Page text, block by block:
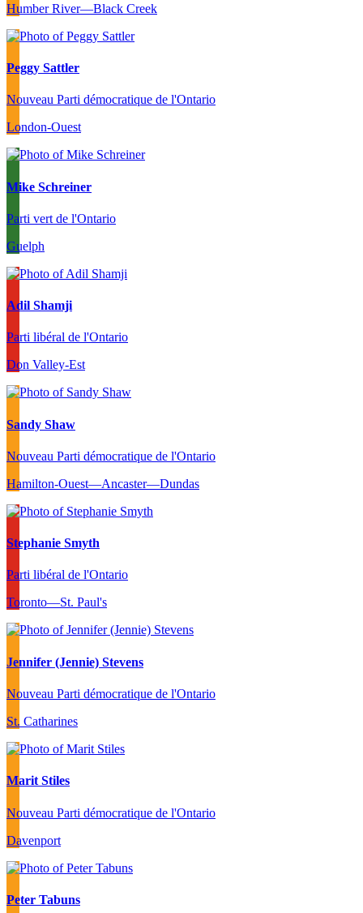
Humber River—Black Creek
Peggy Sattler
Nouveau Parti démocratique de l'Ontario
London-Ouest
Mike Schreiner
Parti vert de l'Ontario
Guelph
Adil Shamji
Parti libéral de l'Ontario
Don Valley-Est
Sandy Shaw
Nouveau Parti démocratique de l'Ontario
Hamilton-Ouest—Ancaster—Dundas
Stephanie Smyth
Parti libéral de l'Ontario
Toronto—St. Paul's
Jennifer (Jennie) Stevens
Nouveau Parti démocratique de l'Ontario
St. Catharines
Marit Stiles
Nouveau Parti démocratique de l'Ontario
Davenport
Peter Tabuns